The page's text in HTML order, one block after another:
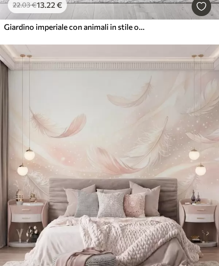
22.03€13.22 €
Giardino imperiale con animali in stile orientale: scimmia, leopardo, tigre, pavone e airone